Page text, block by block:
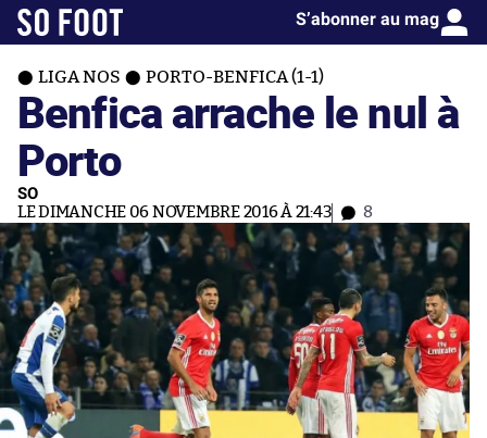
S’abonner au mag
LIGA NOS PORTO-BENFICA (1-1)
Benfica arrache le nul à
Porto
SO
LE DIMANCHE 06 NOVEMBRE 2016 À 21:43 8